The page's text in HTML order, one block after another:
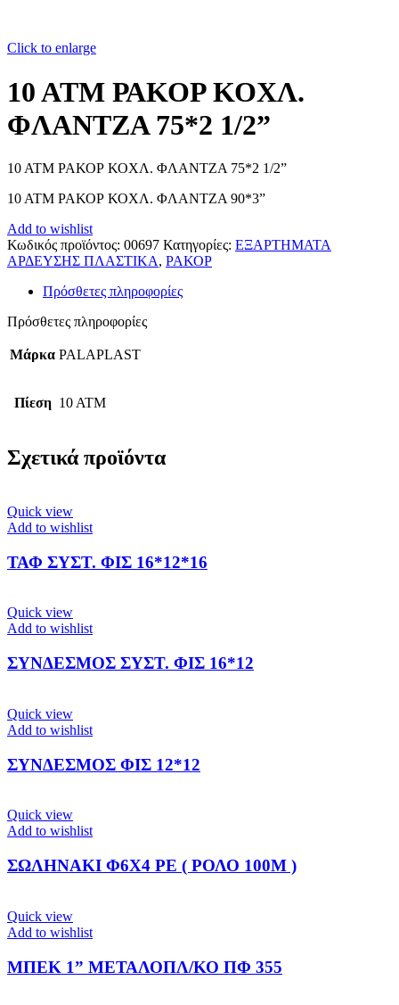
Click to enlarge
10 ATM ΡΑΚΟΡ ΚΟΧΛ.
ΦΛΑΝΤΖΑ 75*2 1/2”
10 ATM ΡΑΚΟΡ ΚΟΧΛ. ΦΛΑΝΤΖΑ 75*2 1/2”
10 ATM ΡΑΚΟΡ ΚΟΧΛ. ΦΛΑΝΤΖΑ 90*3”
Add to wishlist
Κωδικός προϊόντος: 00697 Κατηγορίες: ΕΞΑΡΤΗΜΑΤΑ
ΑΡΔΕΥΣΗΣ ΠΛΑΣΤΙΚΑ, ΡΑΚΟΡ
Πρόσθετες πληροφορίες
Πρόσθετες πληροφορίες
Μάρκα PALAPLAST
Πίεση 10 ATM
Σχετικά προϊόντα
Quick view
Add to wishlist
ΤΑΦ ΣΥΣΤ. ΦΙΣ 16*12*16
Quick view
Add to wishlist
ΣΥΝΔΕΣΜΟΣ ΣΥΣΤ. ΦΙΣ 16*12
Quick view
Add to wishlist
ΣΥΝΔΕΣΜΟΣ ΦΙΣ 12*12
Quick view
Add to wishlist
ΣΩΛΗΝΑΚΙ Φ6X4 PE ( ΡΟΛΟ 100Μ )
Quick view
Add to wishlist
ΜΠΕΚ 1” ΜΕΤΑΛΟΠΛ/ΚΟ ΠΦ 355